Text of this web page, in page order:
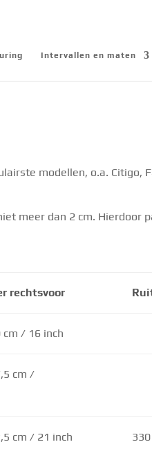
Intervallen en maten
modellen, o.a. Citigo,
meer dan 2 cm. Hierdoor
rechtsvoor
/ 16 inch
cm /
cm / 21 inch